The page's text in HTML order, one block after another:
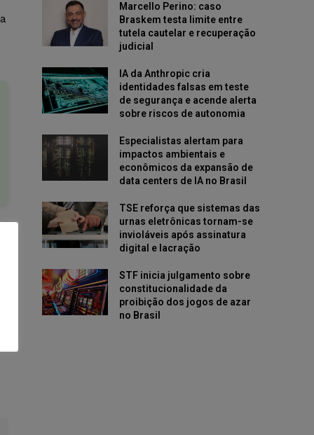
Marcello Perino: caso
Braskem testa limite entre
tutela cautelar e recuperação
judicial
IA da Anthropic cria
identidades falsas em teste
de segurança e acende alerta
sobre riscos de autonomia
Especialistas alertam para
impactos ambientais e
econômicos da expansão de
data centers de IA no Brasil
TSE reforça que sistemas das
urnas eletrônicas tornam-se
invioláveis após assinatura
digital e lacração
STF inicia julgamento sobre
constitucionalidade da
proibição dos jogos de azar
no Brasil